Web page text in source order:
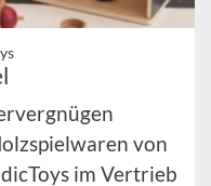
von
im Vertrieb